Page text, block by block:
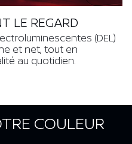
LE REGARD
(DEL)
et net, tout en
au quotidien.
COULEUR